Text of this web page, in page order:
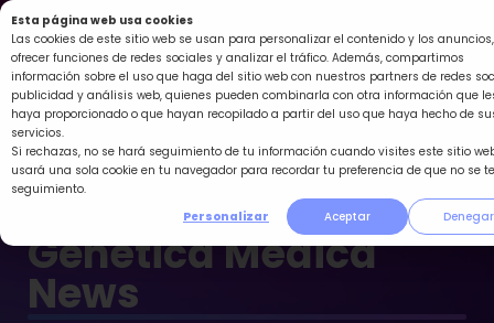
Esta página web usa cookies
Las cookies de este sitio web se usan para personalizar el contenido y los anuncios,
ofrecer funciones de redes sociales y analizar el tráfico. Además, compartimos
información sobre el uso que haga del sitio web con nuestros partners de redes
publicidad y análisis web, quienes pueden combinarla con otra información que
haya proporcionado o que hayan recopilado a partir del uso que haya hecho de
servicios.
Si rechazas, no se hará seguimiento de tu información cuando visites este sitio
usará una sola cookie en tu navegador para recordar tu preferencia de que no se
seguimiento.
Personalizar
Aceptar Denegar
Ir
al
contenido
Genética Médica
News